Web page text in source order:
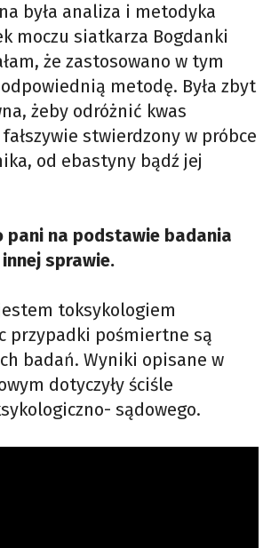
była analiza i metodyka
moczu siatkarza Bogdanki
że zastosowano w tym
metodę. Była zbyt
żeby odróżnić kwas
stwierdzony w próbce
od ebastyny bądź jej
pani na podstawie badania
sprawie.
toksykologiem
przypadki pośmiertne są
badań. Wyniki opisane w
dotyczyły ściśle
sądowego.